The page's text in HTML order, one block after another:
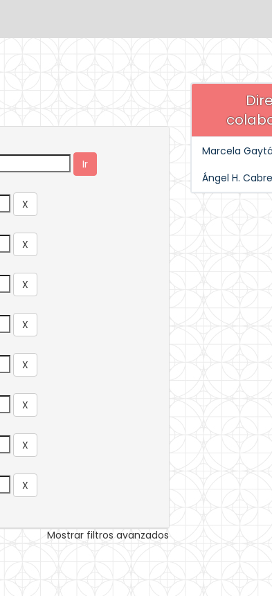
Mostrar filtros avanzados
Marcela
Ángel H.